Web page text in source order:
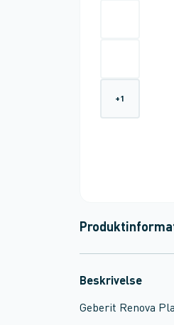
+1
Beskrivelse
Geberit Renova